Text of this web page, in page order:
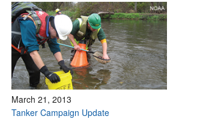
March 21, 2013
Tanker Campaign Update